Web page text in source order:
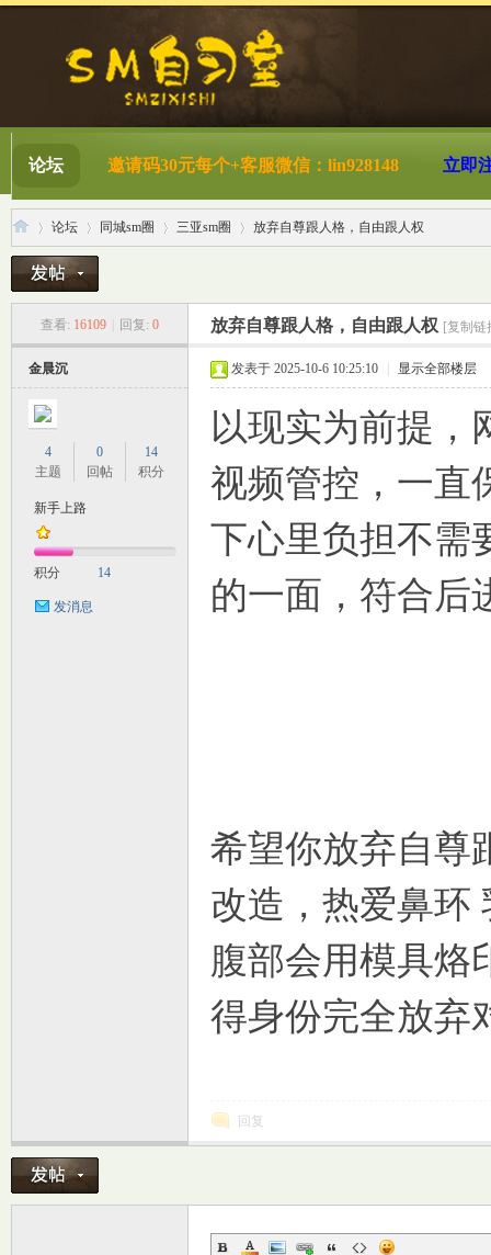
论坛 邀请码30元每个+客服微信：lin928148 立即
室
论坛
›
同城sm圈
›
三亚sm圈
›
放弃自尊跟人格，自由跟人权
查看: 16109 回复: 0 放弃自尊跟人格，自由跟人权 [复制链
金晨沉
4
主题
0
回帖
14
积分
新手上路
积分 14
发消息
发表于 2025-10-6 10:25:10 显示全部楼层
以现实为前提，
视频管控，一直
下心里负担不需
的一面，符合后
希望你放弃自尊
改造，热爱鼻环
腹部会用模具烙
得身份完全放弃
回复